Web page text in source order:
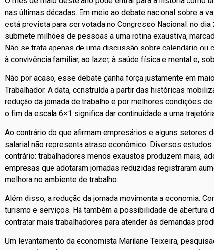
nas últimas décadas. Em meio ao debate nacional sobre a
está prevista para ser votada no Congresso Nacional, no
submete milhões de pessoas a uma rotina exaustiva,
Não se trata apenas de uma discussão sobre calendário ou
à convivência familiar, ao lazer, à saúde física e mental e,
Não por acaso, esse debate ganha força justamente em
Trabalhador. A data, construída a partir das históricas
redução da jornada de trabalho e por melhores condições
o fim da escala 6×1 significa dar continuidade a uma
Ao contrário do que afirmam empresários e alguns setores
salarial não representa atraso econômico. Diversos
contrário: trabalhadores menos exaustos produzem mais,
empresas que adotaram jornadas reduzidas registraram
melhora no ambiente de trabalho.
Além disso, a redução da jornada movimenta a economia.
turismo e serviços. Há também a possibilidade de abertura
contratar mais trabalhadores para atender às demandas
Um levantamento da economista Marilane Teixeira,